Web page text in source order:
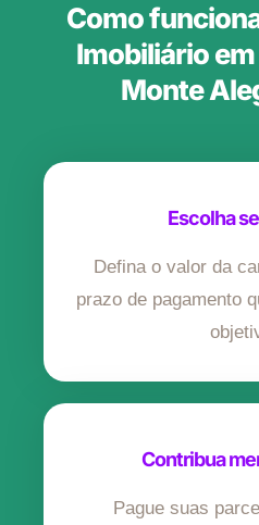
Como
Imobiliário
Monte
Escolha
Defina o valor da
prazo de pagamento
Contribua
Pague suas